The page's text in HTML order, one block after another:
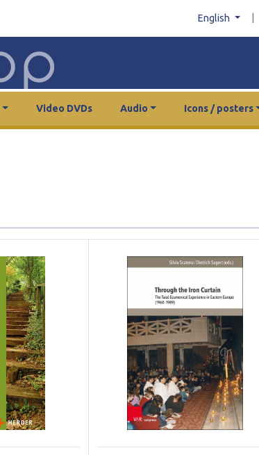
English
Video DVDs Audio Icons / posters